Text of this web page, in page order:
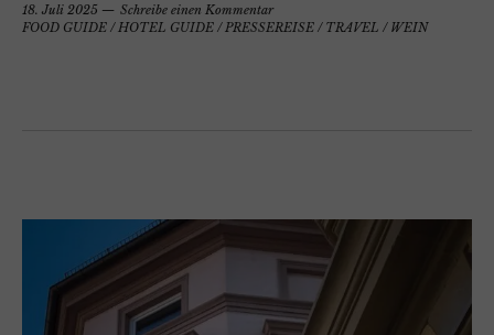
18. Juli 2025
Schreibe einen Kommentar
FOOD GUIDE / HOTEL GUIDE / PRESSEREISE / TRAVEL / WEIN